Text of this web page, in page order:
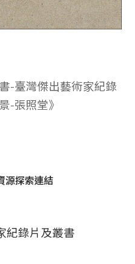
-臺灣傑出藝術家紀錄
-張照堂》
源探索連結
紀錄片及叢書